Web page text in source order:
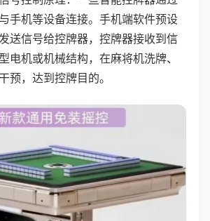
手机等设备连接。手机端软件预设
送信号给控牌器，控牌器接收到信
电机或机械结构，在麻将机洗牌、
预，达到控牌目的。